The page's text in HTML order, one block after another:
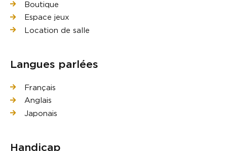
Boutique
Espace jeux
Location de salle
Langues parlées
Français
Anglais
Japonais
Handicap